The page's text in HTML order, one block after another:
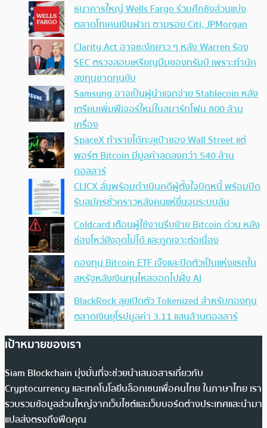
ธนาคารใหญ่ Wells Fargo ร่วมศึกชิงส่วนแบ่ง
ตลาดโทเคนเงินฝาก ตามรอย Citi, JPMorgan
Clarity Act อาจชะงักยาว ๆ หลัง Warren ร้อง
SEC ตรวจสอบเหรียญมีมของทรัมป์ เพราะทำนัก
ลงทุนขาดทุนยับ
Samsung อาจเป็นผู้นำแจกจ่าย Stablecoin หลัง
เตรียมเพิ่มฟีเจอร์ใหม่ในสมาร์ทโฟน 800 ล้าน
เครื่อง
SpaceX ทำรายได้ทะลุเป้าของ Wall Street แต่
พอร์ต Bitcoin มีมูลค่าลดลงกว่า 540 ล้าน
ดอลลาร์
CLICX ลั่นพร้อมดำเนินคดีผู้ตั้งใจบิดหนี้ พร้อมปิด
รับสมัครชั่วคราวหลังคนแห่ยื่นจนระบบล้น
Coldcard เตือนผู้ใช้งานรีบย้าย Bitcoin ด่วน หลัง
ช่องโหว่ยังอุดไม่ได้ และถูกเจาะต่อเนื่อง
กองทุน Bitcoin ETF เจ๊งและปิดตัวเป็นแห่งแรกใน
สหรัฐหลังเงินทุนไหลออกไปฝั่ง AI
BlackRock ลุยเปิดตัว Tokenized สำหรับกองทุน
ตลาดเงินยุโรปมูลค่า 3.11 แสนล้านดอลลาร์
เป้าหมายของเรา
Siam Blockchain มุ่งมั่นที่จะช่วยนำเสนอสารเกี่ยวกับ
Cryptocurrency และเทคโนโลยีบล็อกเชนเพื่อคนไทย ในภาษาไทย เรา
รวบรวมข้อมูลส่วนใหญ่จากเว็บไซต์และเว็บบอร์ดต่างประเทศและนำมา
แปลส่งตรงถึงฟีดคุณ